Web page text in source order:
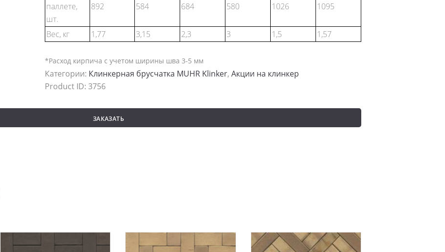
паллете,
шт.
892 584 684 580 1026 1095
Вес, кг 1,77 3,15 2,3 3 1,5 1,57
*Расход кирпича с учетом ширины шва 3-5 мм
Категории: Клинкерная брусчатка MUHR Klinker, Акции на клинкер
Product ID: 3756
ЗАКАЗАТЬ